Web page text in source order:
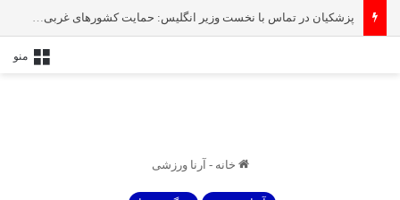
پزشکیان در تماس با نخست‌ وزیر انگلیس: حمایت کشور‌های غربی از رژیم صهیونیستی امنیت منطقه و جهان را به خطر انداخته است
منو
خانه - آرنا ورزشی